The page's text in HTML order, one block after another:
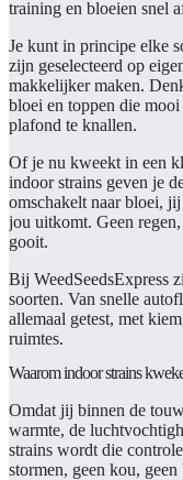
training en bloeien snel
Je kunt in principe elke
zijn geselecteerd op
makkelijker maken.
bloei en toppen die
plafond te knallen.
Of je nu kweekt in een
indoor strains geven je
omschakelt naar bloei,
jou uitkomt. Geen
gooit.
Bij WeedSeedsExpress
soorten. Van snelle
allemaal getest, met
ruimtes.
Waarom indoor strains
Omdat jij binnen de
warmte, de
strains wordt die
stormen, geen kou,